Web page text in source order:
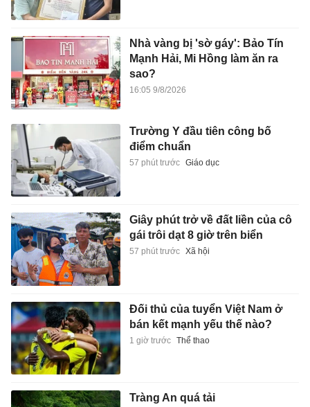
Nhà vàng bị 'sờ gáy': Bảo Tín
Mạnh Hải, Mi Hồng làm ăn ra
sao?
16:05 9/8/2026
Trường Y đầu tiên công bố
điểm chuẩn
57 phút trước Giáo dục
Giây phút trở về đất liền của cô
gái trôi dạt 8 giờ trên biển
57 phút trước Xã hội
Đối thủ của tuyển Việt Nam ở
bán kết mạnh yếu thế nào?
1 giờ trước Thể thao
Tràng An quá tải